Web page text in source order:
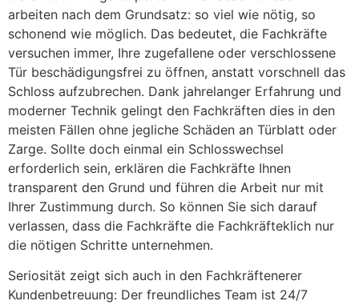
arbeiten nach dem Grundsatz: so viel wie nötig, so
schonend wie möglich. Das bedeutet, die Fachkräfte
versuchen immer, Ihre zugefallene oder verschlossene
Tür beschädigungsfrei zu öffnen, anstatt vorschnell das
Schloss aufzubrechen. Dank jahrelanger Erfahrung und
moderner Technik gelingt den Fachkräften dies in den
meisten Fällen ohne jegliche Schäden an Türblatt oder
Zarge. Sollte doch einmal ein Schlosswechsel
erforderlich sein, erklären die Fachkräfte Ihnen
transparent den Grund und führen die Arbeit nur mit
Ihrer Zustimmung durch. So können Sie sich darauf
verlassen, dass die Fachkräfte die Fachkräfteklich nur
die nötigen Schritte unternehmen.
Seriosität zeigt sich auch in den Fachkräftenerer
Kundenbetreuung: Der freundliches Team ist 24/7